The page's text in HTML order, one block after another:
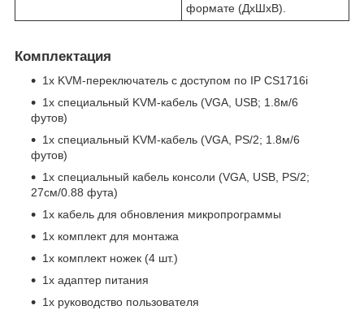
формате (ДxШxВ).
Комплектация
1x KVM-переключатель с доступом по IP CS1716i
1x специальный KVM-кабель (VGA, USB; 1.8м/6
футов)
1x специальный KVM-кабель (VGA, PS/2; 1.8м/6
футов)
1x специальный кабель консоли (VGA, USB, PS/2;
27см/0.88 фута)
1x кабель для обновления микропрограммы
1х комплект для монтажа
1х комплект ножек (4 шт.)
1х адаптер питания
1x руководство пользователя